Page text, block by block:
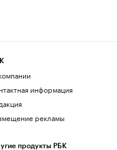
информация
рекламы
продукты РБК